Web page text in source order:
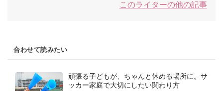
このライターの他の記事
合わせて読みたい
頑張る子どもが、ちゃんと休める場所に。サ
ッカー家庭で大切にしたい関わり方